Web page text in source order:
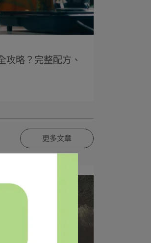
攻略？完整配方、
更多文章